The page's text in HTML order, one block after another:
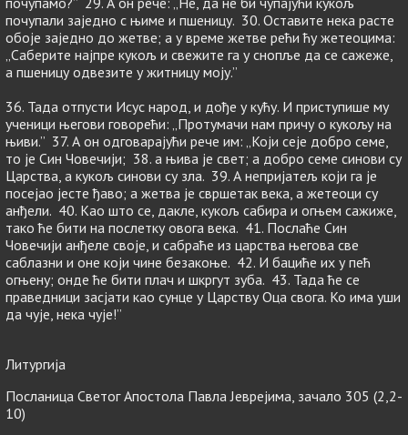
почупали заједно с њиме и пшеницу. 30. Оставите нека расте
обоје заједно до жетве; а у време жетве рећи ћу жетеоцима:
„Саберите најпре кукољ и свежите га у снопље да се сажеже,
а пшеницу одвезите у житницу моју.”
36. Тада отпусти Исус народ, и дође у кућу. И приступише му
ученици његови говорећи: „Протумачи нам причу о кукољу на
њиви.” 37. А он одговарајући рече им: „Који сеје добро семе,
то је Син Човечији; 38. а њива је свет; а добро семе синови су
Царства, а кукољ синови су зла. 39. А непријатељ који га је
посејао јесте ђаво; а жетва је свршетак века, а жетеоци су
анђели. 40. Као што се, дакле, кукољ сабира и огњем сажиже,
тако ће бити на послетку овога века. 41. Послаће Син
Човечији анђеле своје, и сабраће из царства његова све
саблазни и оне који чине безакоње. 42. И бациће их у пећ
огњену; онде ће бити плач и шкргут зуба. 43. Тада ће се
праведници засјати као сунце у Царству Оца свога. Ко има уши
да чује, нека чује!”
Литургија
Посланица Светог Апостола Павла Јеврејима, зачало 305 (2,2-
10)